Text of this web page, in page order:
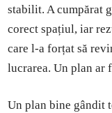
stabilit. A cumpărat
corect spațiul, iar
care l-a forțat să
lucrarea. Un plan ar
Un plan bine gândit